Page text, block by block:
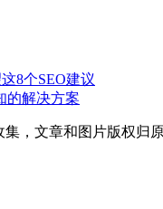
8个SEO建议
的解决方案
，文章和图片版权归